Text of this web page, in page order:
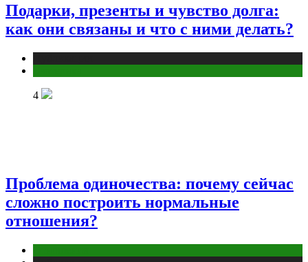
Подарки, презенты и чувство долга:
как они связаны и что с ними делать?
4
Проблема одиночества: почему сейчас
сложно построить нормальные
отношения?